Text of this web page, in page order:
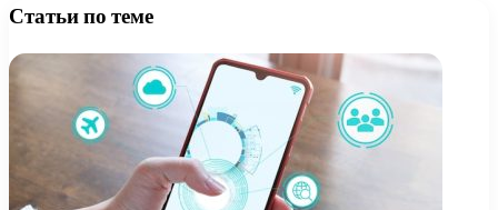
Статьи по теме